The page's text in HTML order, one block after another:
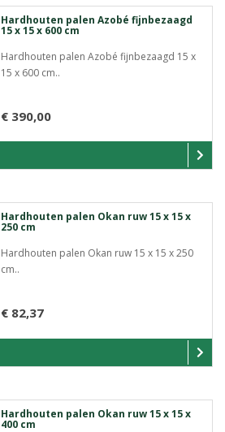
Hardhouten palen Azobé fijnbezaagd
15 x 15 x 600 cm
Hardhouten palen Azobé fijnbezaagd 15 x
15 x 600 cm..
€ 390,00
Hardhouten palen Okan ruw 15 x 15 x
250 cm
Hardhouten palen Okan ruw 15 x 15 x 250
cm..
€ 82,37
Hardhouten palen Okan ruw 15 x 15 x
400 cm